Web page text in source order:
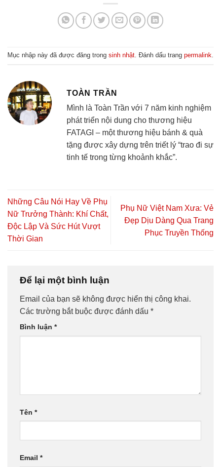
Mục nhập này đã được đăng trong sinh nhật. Đánh dấu trang permalink.
TOÀN TRẦN
Mình là Toàn Trần với 7 năm kinh nghiệm
phát triển nội dung cho thương hiệu
FATAGI – một thương hiệu bánh & quà
tặng được xây dựng trên triết lý “trao đi sự
tinh tế trong từng khoảnh khắc”.
Những Câu Nói Hay Về Phụ
Nữ Trưởng Thành: Khí Chất,
Độc Lập Và Sức Hút Vượt
Thời Gian
Phụ Nữ Việt Nam Xưa: Vẻ
Đẹp Dịu Dàng Qua Trang
Phục Truyền Thống
Để lại một bình luận
Email của bạn sẽ không được hiển thị công khai.
Các trường bắt buộc được đánh dấu *
Bình luận *
Tên *
Email *